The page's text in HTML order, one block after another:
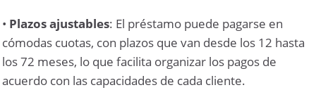
• Plazos ajustables: El préstamo puede pagarse en
cómodas cuotas, con plazos que van desde los 12 hasta
los 72 meses, lo que facilita organizar los pagos de
acuerdo con las capacidades de cada cliente.